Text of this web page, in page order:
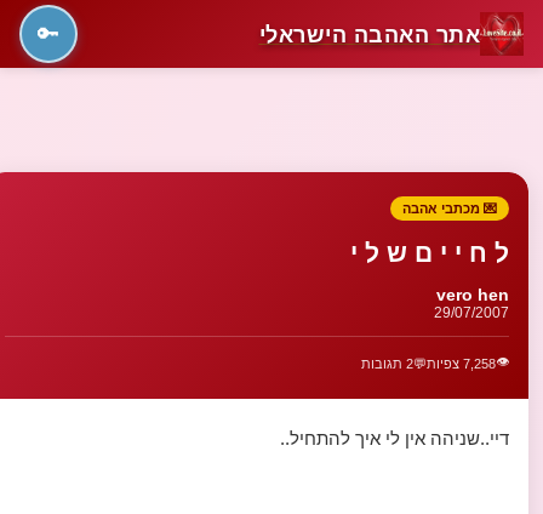
אתר האהבה הישראלי 🔑
💌 מכתבי אהבה
ל ח י י ם ש ל י
vero hen
29/07/2007
👁️7,258 צפיות 💬2 תגובות
דיי..שניהה אין לי איך להתחיל..